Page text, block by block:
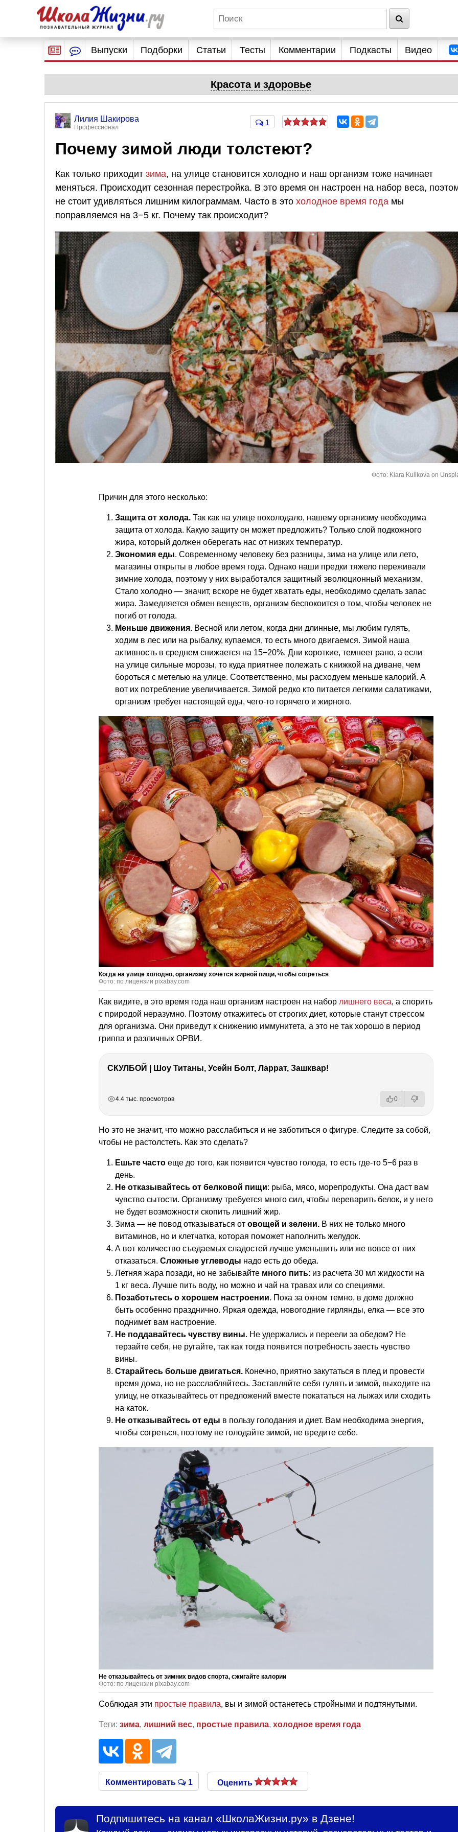
Выпуски Подборки Статьи Тесты Комментарии Подкасты Видео
Красота и здоровье
Лилия Шакирова
Профессионал
1
Почему зимой люди толстеют?
Как только приходит зима, на улице становится холодно и наш организм тоже начинает
меняться. Происходит сезонная перестройка. В это время он настроен на набор веса,
не стоит удивляться лишним килограммам. Часто в это холодное время года мы
поправляемся на 3−5 кг. Почему так происходит?
Фото: Klara Kulikova on
Причин для этого несколько:
Защита от холода. Так как на улице похолодало, нашему организму необходима
защита от холода. Какую защиту он может предложить? Только слой подкожного
жира, который должен оберегать нас от низких температур.
Экономия еды. Современному человеку без разницы, зима на улице или лето,
магазины открыты в любое время года. Однако наши предки тяжело переживали
зимние холода, поэтому у них выработался защитный эволюционный механизм.
Стало холодно — значит, вскоре не будет хватать еды, необходимо сделать запас
жира. Замедляется обмен веществ, организм беспокоится о том, чтобы человек не
погиб от голода.
Меньше движения. Весной или летом, когда дни длинные, мы любим гулять,
ходим в лес или на рыбалку, купаемся, то есть много двигаемся. Зимой наша
активность в среднем снижается на 15−20%. Дни короткие, темнеет рано, а если
на улице сильные морозы, то куда приятнее полежать с книжкой на диване, чем
бороться с метелью на улице. Соответственно, мы расходуем меньше калорий. А
вот их потребление увеличивается. Зимой редко кто питается легкими салатиками,
организм требует настоящей еды, чего-то горячего и жирного.
Когда на улице холодно, организму хочется жирной пищи, чтобы согреться
Фото: по лицензии pixabay.com
Как видите, в это время года наш организм настроен на набор лишнего веса, а спорить
с природой неразумно. Поэтому откажитесь от строгих диет, которые станут стрессом
для организма. Они приведут к снижению иммунитета, а это не так хорошо в период
гриппа и различных ОРВИ.
СКУЛБОЙ | Шоу Титаны, Усейн Болт, Ларрат, Зашквар!
4.4 тыс. просмотров 0
Но это не значит, что можно расслабиться и не заботиться о фигуре. Следите за собой,
чтобы не растолстеть. Как это сделать?
Ешьте часто еще до того, как появится чувство голода, то есть где-то 5−6 раз в
день.
Не отказывайтесь от белковой пищи: рыба, мясо, морепродукты. Она даст вам
чувство сытости. Организму требуется много сил, чтобы переварить белок, и у него
не будет возможности скопить лишний жир.
Зима — не повод отказываться от овощей и зелени. В них не только много
витаминов, но и клетчатка, которая поможет наполнить желудок.
А вот количество съедаемых сладостей лучше уменьшить или же вовсе от них
отказаться. Сложные углеводы надо есть до обеда.
Летняя жара позади, но не забывайте много пить: из расчета 30 мл жидкости на
1 кг веса. Лучше пить воду, но можно и чай на травах или со специями.
Позаботьтесь о хорошем настроении. Пока за окном темно, в доме должно
быть особенно празднично. Яркая одежда, новогодние гирлянды, елка — все это
поднимет вам настроение.
Не поддавайтесь чувству вины. Не удержались и переели за обедом? Не
терзайте себя, не ругайте, так как тогда появится потребность заесть чувство
вины.
Старайтесь больше двигаться. Конечно, приятно закутаться в плед и провести
время дома, но не расслабляйтесь. Заставляйте себя гулять и зимой, выходите на
улицу, не отказывайтесь от предложений вместе покататься на лыжах или сходить
на каток.
Не отказывайтесь от еды в пользу голодания и диет. Вам необходима энергия,
чтобы согреться, поэтому не голодайте зимой, не вредите себе.
Не отказывайтесь от зимних видов спорта, сжигайте калории
Фото: по лицензии pixabay.com
Соблюдая эти простые правила, вы и зимой останетесь стройными и подтянутыми.
Теги: зима, лишний вес, простые правила, холодное время года
Комментировать 1 Оценить
Подпишитесь на канал «ШколаЖизни.ру» в Дзене!